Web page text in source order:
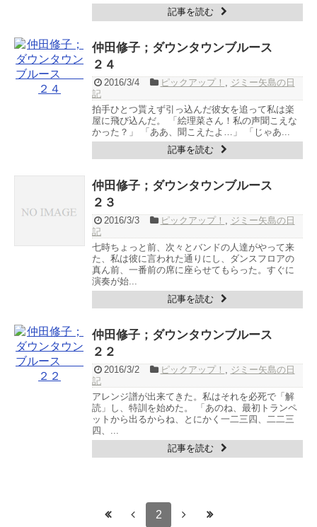
記事を読む
仲田修子；ダウンタウンブルース
２４
2016/3/4 ピックアップ！
ジミー矢島の日
記
拍手ひとつ貰えず引っ込んだ彼女を追って私は楽
屋に飛び込んだ。 「絵理菜さん！私の声聞こえな
かった？」 「ああ、聞こえたよ…」 「じゃあ...
記事を読む
仲田修子；ダウンタウンブルース
２３
2016/3/3 ピックアップ！
ジミー矢島の日
記
七時ちょっと前、次々とバンドの人達がやって来
た、私は彼に言われた通りにし、ダンスフロアの
真ん前、一番前の席に座らせてもらった。すぐに
演奏が始...
記事を読む
仲田修子；ダウンタウンブルース
２２
2016/3/2 ピックアップ！
ジミー矢島の日
記
アレンジ譜が出来てきた。私はそれを必死で「解
読」し、特訓を始めた。 「あのね、最初トランペ
ットから出るからね、とにかく一二三四、二二三
四、...
記事を読む
2